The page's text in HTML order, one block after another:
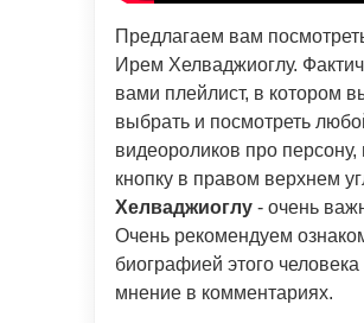
Предлагаем вам
Ирем Хелваджиоглу.
вами плейлист, в котором
выбрать и посмотреть
видеороликов про
кнопку в правом верхнем
Хелваджиоглу - очень
Очень рекомендуем
биографией этого
мнение в комментариях.